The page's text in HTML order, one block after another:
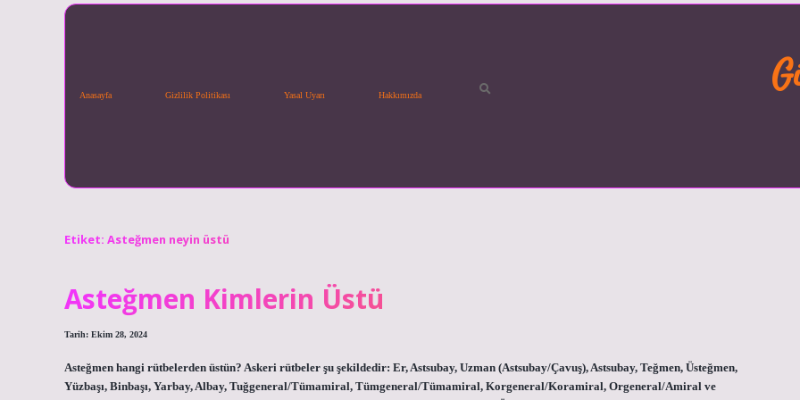
Anasayfa Gizlilik Politikası Yasal Uyarı Hakkımızda
Etiket: Asteğmen neyin üstü
Asteğmen Kimlerin Üstü
Tarih: Ekim 28, 2024
Asteğmen hangi rütbelerden üstün? Askeri rütbeler şu şekildedir: Er, Astsubay, Uzman (Astsubay/Çavuş), Astsubay, Teğmen, Üsteğmen,
Yüzbaşı, Binbaşı, Yarbay, Albay, Tuğgeneral/Tümamiral, Tümgeneral/Tümamiral, Korgeneral/Koramiral, Orgeneral/Amiral ve